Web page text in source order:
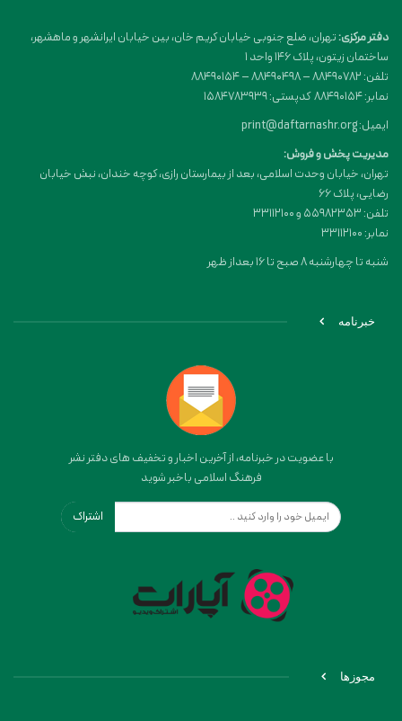
دفتر مرکزی:تهران، ضلع جنوبی خیابان کریم خان، بین خیابان ایرانشهر و ماهشهر،
ساختمان زیتون، پلاک 146 واحد 1
تلفن: 88490782 – 88490498 – 88490154
نمابر: 88490154 کدپستی: 1584783939
ایمیل: print@daftarnashr.org
مدیریت پخش و فروش:
تهران، خیابان وحدت اسلامی، بعد از بیمارستان رازی، کوچه خندان، نبش خیابان
رضایی، پلاک ۶۶
تلفن: 55982353 و 33112100
نمابر: 33112100
شنبه تا چهارشنبه 8 صبح تا 16 بعداز ظهر
خبرنامه
با عضویت در خبرنامه، از آخرین اخبار و تخفیف های دفتر نشر
فرهنگ اسلامی باخبر شوید
اشتراک
مجوزها